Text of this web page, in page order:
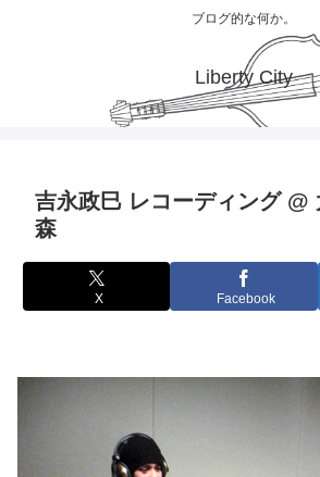
ブログ的な何か。
Liberty City
吉永政巳 レコーディング @
森
X Facebook